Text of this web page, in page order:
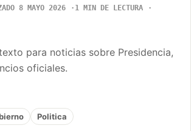
8 MAYO 2026
1 MIN DE LECTURA
para noticias sobre Presidencia,
oficiales.
Politica